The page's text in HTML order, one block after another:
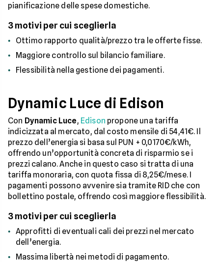
pianificazione delle spese domestiche.
3 motivi per cui sceglierla
Ottimo rapporto qualità/prezzo tra le offerte fisse.
Maggiore controllo sul bilancio familiare.
Flessibilità nella gestione dei pagamenti.
Dynamic Luce di Edison
Con Dynamic Luce, Edison propone una tariffa
indicizzata al mercato, dal costo mensile di 54,41€. Il
prezzo dell’energia si basa sul PUN + 0,0170€/kWh,
offrendo un’opportunità concreta di risparmio se i
prezzi calano. Anche in questo caso si tratta di una
tariffa monoraria, con quota fissa di 8,25€/mese. I
pagamenti possono avvenire sia tramite RID che con
bollettino postale, offrendo così maggiore flessibilità.
3 motivi per cui sceglierla
Approfitti di eventuali cali dei prezzi nel mercato
dell’energia.
Massima libertà nei metodi di pagamento.